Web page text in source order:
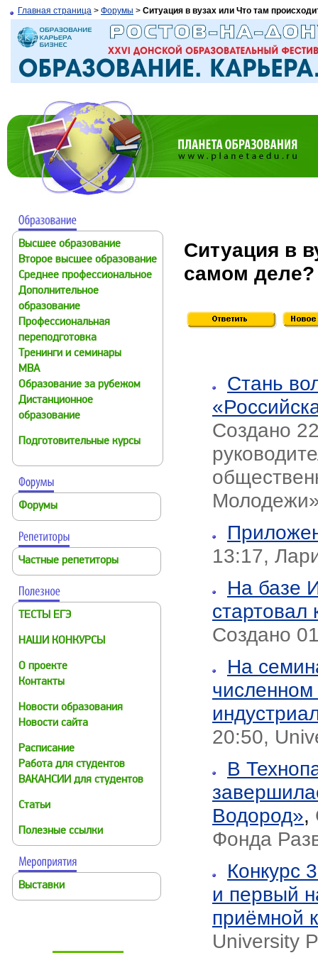
Главная страница > Форумы > Ситуация в вузах или Что там
Высшее образование
Второе высшее образование
Среднее профессиональное
Дополнительное
образование
Профессиональная
переподготовка
Тренинги и семинары
MBA
Образование за рубежом
Дистанционное
образование
Подготовительные курсы
Форумы
Частные репетиторы
ТЕСТЫ ЕГЭ
НАШИ КОНКУРСЫ
О проекте
Контакты
Новости образования
Новости сайта
Расписание
Работа для студентов
ВАКАНСИИ для студентов
Статьи
Полезные ссылки
Выставки
Ситуация в
самом деле?
Стань
Создано
13:17,
На базе
стартовал
Создано
На
20:50,
В
Водород»,
Фонда
Конкурс
и первый
приёмной
University